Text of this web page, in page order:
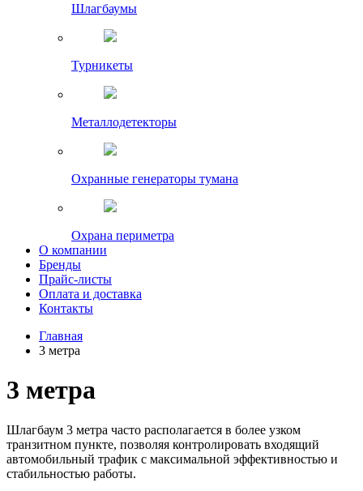
Шлагбаумы
Турникеты
Металлодетекторы
Охранные генераторы тумана
Охрана периметра
О компании
Бренды
Прайс-листы
Оплата и доставка
Контакты
Главная
3 метра
3 метра
Шлагбаум 3 метра часто располагается в более узком
транзитном пункте, позволяя контролировать входящий
автомобильный трафик с максимальной эффективностью и
стабильностью работы.